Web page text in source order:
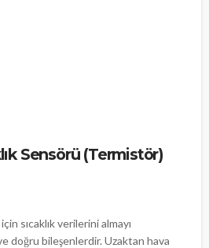
Sensörü (Termistör)
sıcaklık verilerini almayı
doğru bileşenlerdir. Uzaktan hava